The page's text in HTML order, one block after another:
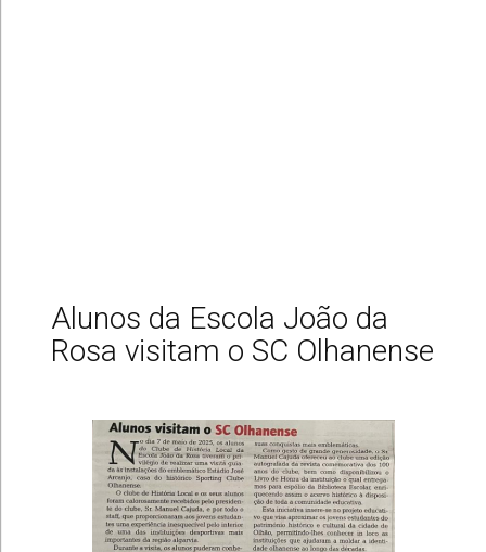
Alunos da Escola João da
Rosa visitam o SC Olhanense